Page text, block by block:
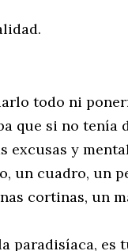
todo ni
que si no
excusas y
un cuadro, un
cortinas, un
paradisíaca, es